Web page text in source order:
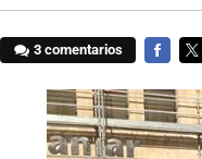
3 comentarios